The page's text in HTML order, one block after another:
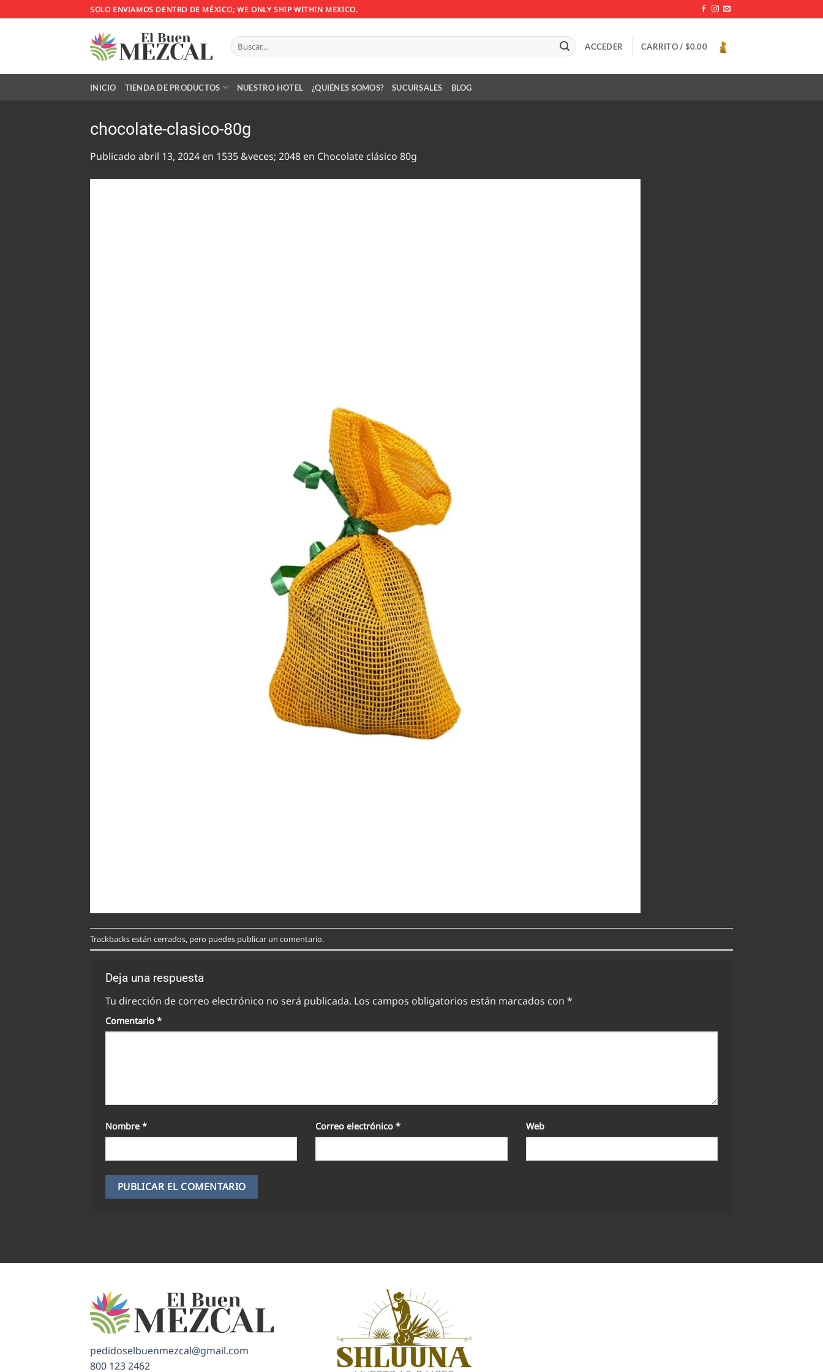
al
SOLO ENVIAMOS DENTRO DE MÉXICO; WE ONLY SHIP WITHIN MEXICO.
Buscar
por:
ACCEDER CARRITO / $0.00
INICIO TIENDA DE PRODUCTOS NUESTRO HOTEL ¿QUIÉNES SOMOS? SUCURSALES BLOG
chocolate-clasico-80g
Publicado abril 13, 2024 en 1535 &veces; 2048 en Chocolate clásico 80g
Trackbacks están cerrados, pero puedes publicar un comentario.
Deja una respuesta
Tu dirección de correo electrónico no será publicada. Los campos obligatorios están marcados con *
Comentario *
Nombre * Correo electrónico* Web
pedidoselbuenmezcal@gmail.com
800 123 2462